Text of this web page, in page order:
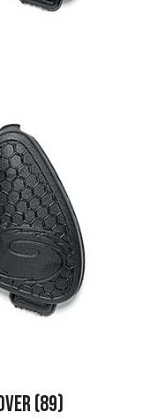
(89)